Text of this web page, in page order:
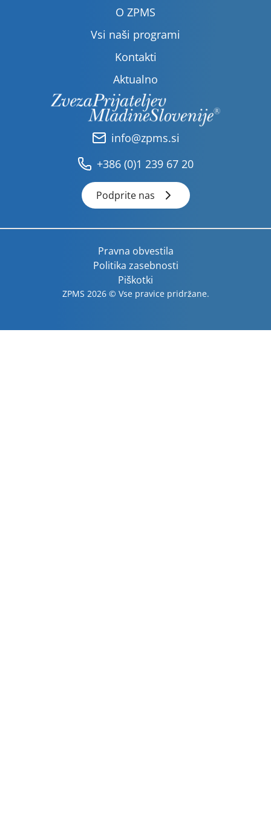
O ZPMS
Vsi naši programi
Kontakti
Aktualno
info@zpms.si
+386 (0)1 239 67 20
Podprite nas
Pravna obvestila
Politika zasebnosti
Piškotki
ZPMS 2026 © Vse pravice pridržane.